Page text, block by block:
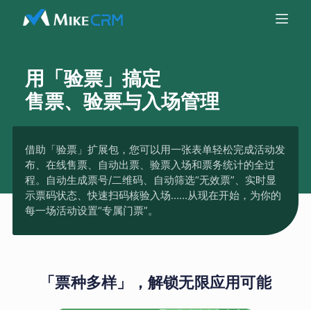
用「验票」搞定
售票、验票与入场管理
借助「验票」扩展包，您可以用一张表单轻松完成活动发
布、在线售票、自动出票、验票入场和票务统计的全过
程。自动生成票号/二维码、自动筛选“无效票”、实时显
示票码状态、快速扫码核验入场......从现在开始，为你的
每一场活动设置“专属门票”。
「票种多样」，解锁无限应用可能